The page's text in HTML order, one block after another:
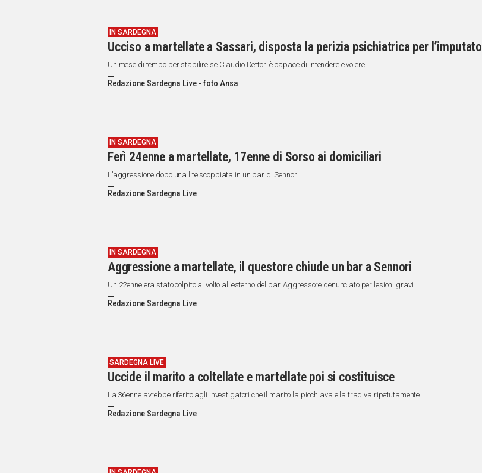
IN SARDEGNA
Ucciso a martellate a Sassari, disposta la perizia psichiatrica per l’imputato
Un mese di tempo per stabilire se Claudio Dettori è capace di intendere e volere
Redazione Sardegna Live - foto Ansa
IN SARDEGNA
Ferì 24enne a martellate, 17enne di Sorso ai domiciliari
L’aggressione dopo una lite scoppiata in un bar di Sennori
Redazione Sardegna Live
IN SARDEGNA
Aggressione a martellate, il questore chiude un bar a Sennori
Un 22enne era stato colpito al volto all’esterno del bar. Aggressore denunciato per lesioni gravi
Redazione Sardegna Live
SARDEGNA LIVE
Uccide il marito a coltellate e martellate poi si costituisce
La 36enne avrebbe riferito agli investigatori che il marito la picchiava e la tradiva ripetutamente
Redazione Sardegna Live